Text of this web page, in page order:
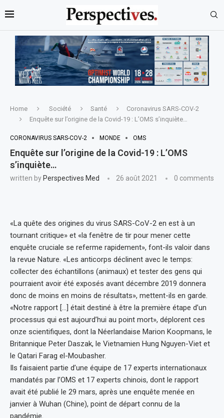
Home Société Santé
Coronavirus SARS-COV-2
Enquête sur l’origine de la Covid-19 : L’OMS s’inquiète…
CORONAVIRUS SARS-COV-2 MONDE OMS
Enquête sur l’origine de la Covid-19 : L’OMS
s’inquiète…
written by Perspectives Med 26 août 2021 0 comments
«La quête des origines du virus SARS-CoV-2 en est à un
tournant critique» et «la fenêtre de tir pour mener cette
enquête cruciale se referme rapidement», font-ils valoir dans
la revue Nature. «Les anticorps déclinent avec le temps:
collecter des échantillons (animaux) et tester des gens qui
pourraient avoir été exposés avant décembre 2019 donnera
donc de moins en moins de résultats», mettent-ils en garde.
«Notre rapport […] était destiné à être la première étape d’un
processus qui est aujourd’hui au point mort», déplorent ces
onze scientifiques, dont la Néerlandaise Marion Koopmans, le
Britannique Peter Daszak, le Vietnamien Hung Nguyen-Viet et
le Qatari Farag el-Moubasher.
Ils faisaient partie d’une équipe de 17 experts internationaux
mandatés par l’OMS et 17 experts chinois, dont le rapport
avait été publié le 29 mars, après une enquête menée en
janvier à Wuhan (Chine), point de départ connu de la
pandémie.